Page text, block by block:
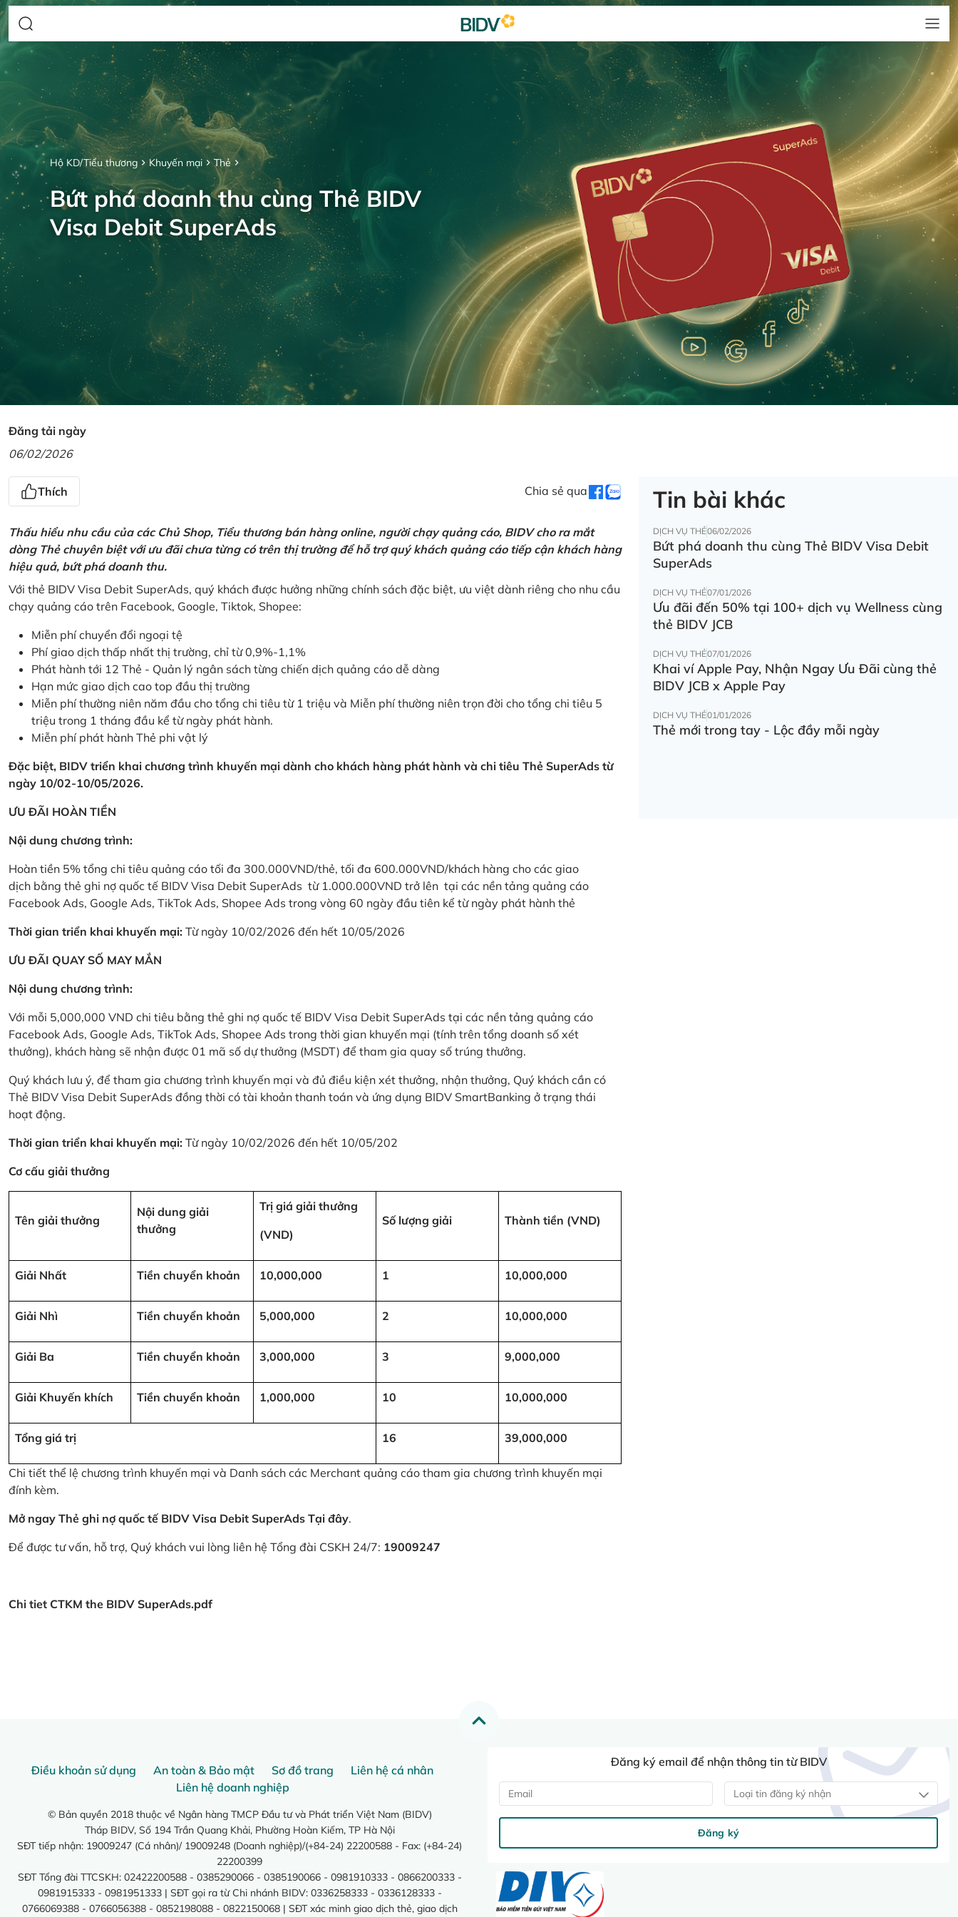
Hộ KD/Tiểu thương Khuyến mại Thẻ
Bứt phá doanh thu cùng Thẻ BIDV
Visa Debit SuperAds
Đăng tải ngày
06/02/2026
Thích Chia sẻ qua
Thấu hiểu nhu cầu của các Chủ Shop, Tiểu thương bán hàng online, người chạy quảng cáo, BIDV cho ra mắt
dòng Thẻ chuyên biệt với ưu đãi chưa từng có trên thị trường để hỗ trợ quý khách quảng cáo tiếp cận khách hàng
hiệu quả, bứt phá doanh thu.
Với thẻ BIDV Visa Debit SuperAds, quý khách được hưởng những chính sách đặc biệt, ưu việt dành riêng cho nhu cầu
chạy quảng cáo trên Facebook, Google, Tiktok, Shopee:
Miễn phí chuyển đổi ngoại tệ
Phí giao dịch thấp nhất thị trường, chỉ từ 0,9%-1,1%
Phát hành tới 12 Thẻ - Quản lý ngân sách từng chiến dịch quảng cáo dễ dàng
Hạn mức giao dịch cao top đầu thị trường
Miễn phí thường niên năm đầu cho tổng chi tiêu từ 1 triệu và Miễn phí thường niên trọn đời cho tổng chi tiêu 5
triệu trong 1 tháng đầu kể từ ngày phát hành.
Miễn phí phát hành Thẻ phi vật lý
Đặc biệt, BIDV triển khai chương trình khuyến mại dành cho khách hàng phát hành và chi tiêu Thẻ SuperAds từ
ngày 10/02-10/05/2026.
ƯU ĐÃI HOÀN TIỀN
Nội dung chương trình:
Hoàn tiền 5% tổng chi tiêu quảng cáo tối đa 300.000VND/thẻ, tối đa 600.000VND/khách hàng cho các giao
dịch bằng thẻ ghi nợ quốc tế BIDV Visa Debit SuperAds từ 1.000.000VND trở lên tại các nền tảng quảng cáo
Facebook Ads, Google Ads, TikTok Ads, Shopee Ads trong vòng 60 ngày đầu tiên kể từ ngày phát hành thẻ
Thời gian triển khai khuyến mại: Từ ngày 10/02/2026 đến hết 10/05/2026
ƯU ĐÃI QUAY SỐ MAY MẮN
Nội dung chương trình:
Với mỗi 5,000,000 VND chi tiêu bằng thẻ ghi nợ quốc tế BIDV Visa Debit SuperAds tại các nền tảng quảng cáo
Facebook Ads, Google Ads, TikTok Ads, Shopee Ads trong thời gian khuyến mại (tính trên tổng doanh số xét
thưởng), khách hàng sẽ nhận được 01 mã số dự thưởng (MSDT) để tham gia quay số trúng thưởng.
Quý khách lưu ý, để tham gia chương trình khuyến mại và đủ điều kiện xét thưởng, nhận thưởng, Quý khách cần có
Thẻ BIDV Visa Debit SuperAds đồng thời có tài khoản thanh toán và ứng dụng BIDV SmartBanking ở trạng thái
hoạt động.
Thời gian triển khai khuyến mại: Từ ngày 10/02/2026 đến hết 10/05/202
Cơ cấu giải thưởng
Tên giải thưởng
Nội dung giải
thưởng
Trị giá giải thưởng
(VND)
Số lượng giải Thành tiền (VND)
Giải Nhất Tiền chuyển khoản 10,000,000 1 10,000,000
Giải Nhì Tiền chuyển khoản 5,000,000 2 10,000,000
Giải Ba Tiền chuyển khoản 3,000,000 3 9,000,000
Giải Khuyến khích Tiền chuyển khoản 1,000,000 10 10,000,000
Tổng giá trị 16 39,000,000
Chi tiết thể lệ chương trình khuyến mại và Danh sách các Merchant quảng cáo tham gia chương trình khuyến mại
đính kèm.
Mở ngay Thẻ ghi nợ quốc tế BIDV Visa Debit SuperAds Tại đây.
Để được tư vấn, hỗ trợ, Quý khách vui lòng liên hệ Tổng đài CSKH 24/7: 19009247
Chi tiet CTKM the BIDV SuperAds.pdf
Tin bài khác
DỊCH VỤ THẺ06/02/2026
Bứt phá doanh thu cùng Thẻ BIDV Visa Debit
SuperAds
DỊCH VỤ THẺ07/01/2026
Ưu đãi đến 50% tại 100+ dịch vụ Wellness cùng
thẻ BIDV JCB
DỊCH VỤ THẺ07/01/2026
Khai ví Apple Pay, Nhận Ngay Ưu Đãi cùng thẻ
BIDV JCB x Apple Pay
DỊCH VỤ THẺ01/01/2026
Thẻ mới trong tay - Lộc đầy mỗi ngày
Điều khoản sử dụng An toàn & Bảo mật Sơ đồ trang
Liên hệ cá nhân
Liên hệ doanh nghiệp
© Bản quyền 2018 thuộc về Ngân hàng TMCP Đầu tư và Phát triển Việt Nam (BIDV)
Tháp BIDV, Số 194 Trần Quang Khải, Phường Hoàn Kiếm, TP Hà Nội
SĐT tiếp nhận: 19009247 (Cá nhân)/ 19009248 (Doanh nghiệp)/(+84-24) 22200588 - Fax: (+84-24)
22200399
SĐT Tổng đài TTCSKH: 02422200588 - 0385290066 - 0385190066 - 0981910333 - 0866200333 -
0981915333 - 0981951333 | SĐT gọi ra từ Chi nhánh BIDV: 0336258333 - 0336128333 -
0766069388 - 0766056388 - 0852198088 - 0822150068 | SĐT xác minh giao dịch thẻ, giao dịch
Đăng ký email để nhận thông tin từ BIDV
Loại tin đăng ký nhận
Đăng ký